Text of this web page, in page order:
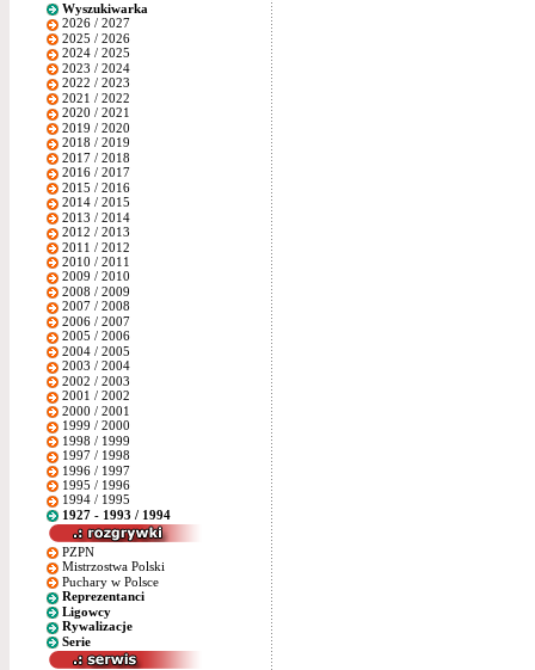
Wyszukiwarka
2026 / 2027
2025 / 2026
2024 / 2025
2023 / 2024
2022 / 2023
2021 / 2022
2020 / 2021
2019 / 2020
2018 / 2019
2017 / 2018
2016 / 2017
2015 / 2016
2014 / 2015
2013 / 2014
2012 / 2013
2011 / 2012
2010 / 2011
2009 / 2010
2008 / 2009
2007 / 2008
2006 / 2007
2005 / 2006
2004 / 2005
2003 / 2004
2002 / 2003
2001 / 2002
2000 / 2001
1999 / 2000
1998 / 1999
1997 / 1998
1996 / 1997
1995 / 1996
1994 / 1995
1927 - 1993 / 1994
PZPN
Mistrzostwa Polski
Puchary w Polsce
Reprezentanci
Ligowcy
Rywalizacje
Serie